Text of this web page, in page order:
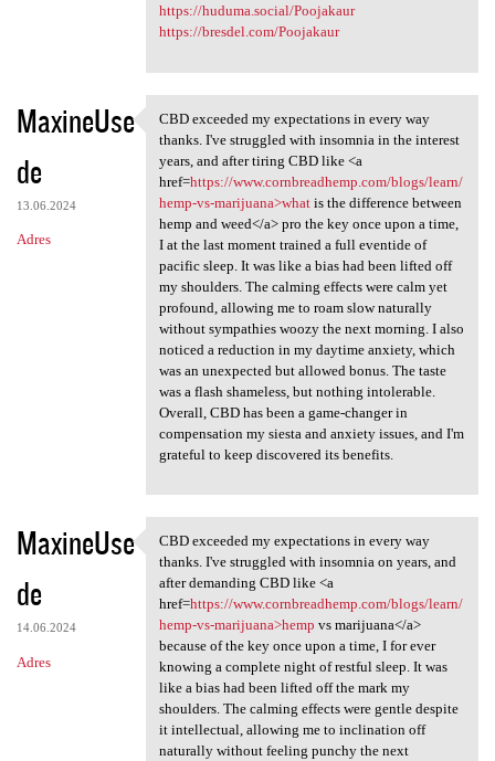
https://huduma.social/Poojakaur
https://bresdel.com/Poojakaur
MaxineUse
de
13.06.2024
Adres
CBD exceeded my expectations
CBD exceeded my expectations in every way
thanks. I've struggled with insomnia in the interest
years, and after tiring CBD like <a
href=https://www.cornbreadhemp.com/blogs/learn/
hemp-vs-marijuana>whatis the difference between
hemp and weed</a> pro the key once upon a time,
I at the last moment trained a full eventide of
pacific sleep. It was like a bias had been lifted off
my shoulders. The calming effects were calm yet
profound, allowing me to roam slow naturally
without sympathies woozy the next morning. I also
noticed a reduction in my daytime anxiety, which
was an unexpected but allowed bonus. The taste
was a flash shameless, but nothing intolerable.
Overall, CBD has been a game-changer in
compensation my siesta and anxiety issues, and I'm
grateful to keep discovered its benefits.
MaxineUse
de
14.06.2024
Adres
CBD exceeded my expectations
CBD exceeded my expectations in every way
thanks. I've struggled with insomnia on years, and
after demanding CBD like <a
href=https://www.cornbreadhemp.com/blogs/learn/
hemp-vs-marijuana>hemp vs marijuana</a>
because of the key once upon a time, I for ever
knowing a complete night of restful sleep. It was
like a bias had been lifted off the mark my
shoulders. The calming effects were gentle despite
it intellectual, allowing me to inclination off
naturally without feeling punchy the next